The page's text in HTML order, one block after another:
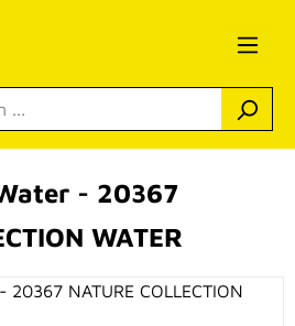
- 20367
WATER